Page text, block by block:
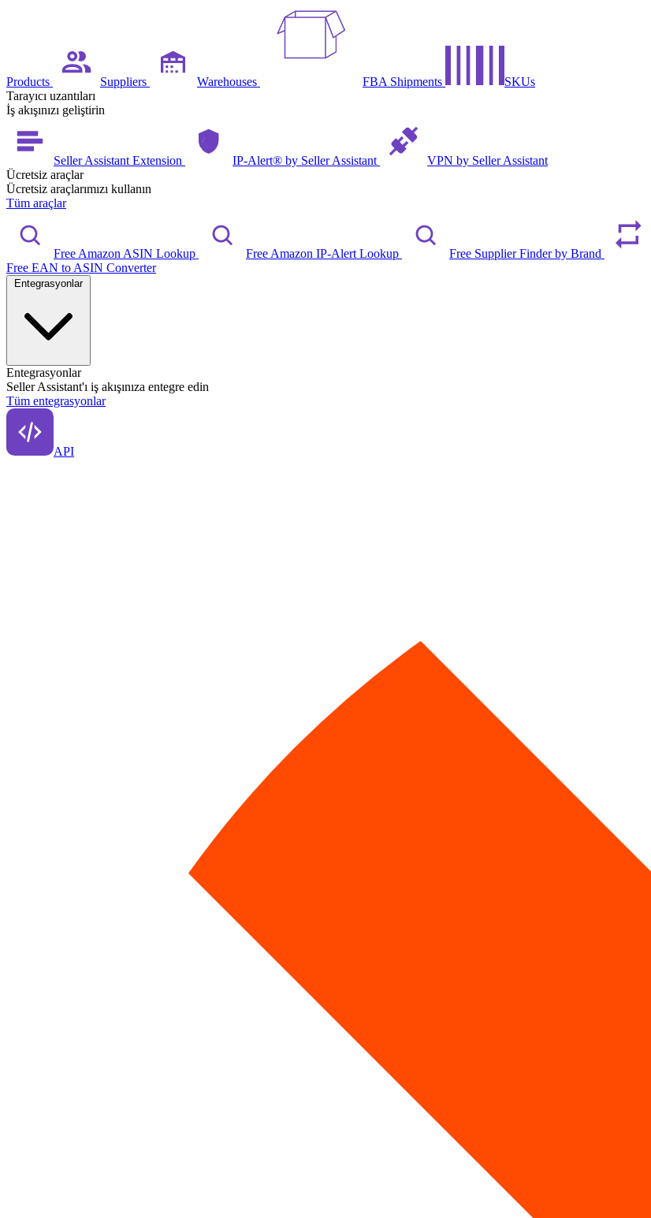
Products Suppliers Warehouses FBA Shipments
SKUs
Tarayıcı uzantıları
İş akışınızı geliştirin
Seller Assistant Extension IP-Alert® by Seller Assistant
VPN by Seller Assistant
Ücretsiz araçlar
Ücretsiz araçlarımızı kullanın
Tüm araçlar
Free Amazon ASIN Lookup Free Amazon IP-Alert Lookup Free Supplier Finder by Brand
Free EAN to ASIN Converter
Entegrasyonlar
Entegrasyonlar
Seller Assistant'ı iş akışınıza entegre edin
Tüm entegrasyonlar
API